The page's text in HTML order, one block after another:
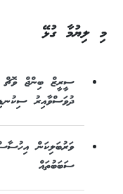
މި ލިޔުމާ ގުޅޭ
ސީރީޒް ބިންޖް ވޮޗް
ދުވަސްވާއިރު
ވަރުބަލިކަން
ސަބަބުތައް